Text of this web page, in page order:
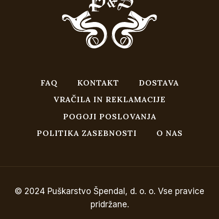
FAQ KONTAKT
DOSTAVA
VRAČILA IN REKLAMACIJE
POGOJI POSLOVANJA
POLITIKA ZASEBNOSTI
O NAS
© 2024 Puškarstvo Špendal, d. o. o. Vse pravice
pridržane.